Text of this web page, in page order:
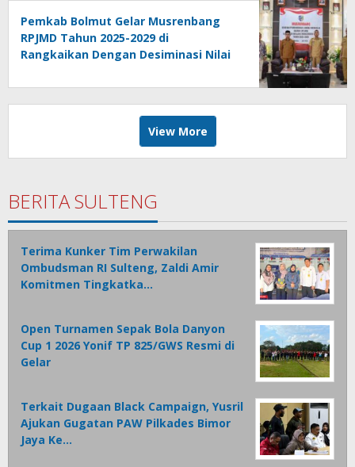
Pemkab Bolmut Gelar Musrenbang
RPJMD Tahun 2025-2029 di
Rangkaikan Dengan Desiminasi Nilai
View More
BERITA SULTENG
Terima Kunker Tim Perwakilan
Ombudsman RI Sulteng, Zaldi Amir
Komitmen Tingkatka…
Open Turnamen Sepak Bola Danyon
Cup 1 2026 Yonif TP 825/GWS Resmi di
Gelar
Terkait Dugaan Black Campaign, Yusril
Ajukan Gugatan PAW Pilkades Bimor
Jaya Ke…